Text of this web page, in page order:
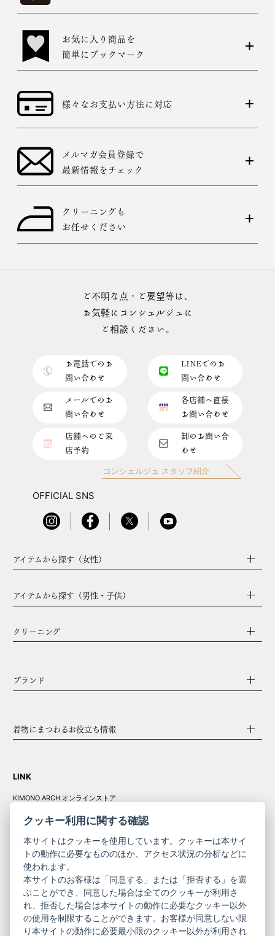
お気に入り商品を
簡単にブックマーク
様々なお支払い方法に対応
メルマガ会員登録で
最新情報をチェック
クリーニングも
お任せください
ご不明な点・ご要望等は、
お気軽にコンシェルジュに
ご相談ください。
お電話でのお
問い合わせ
LINEでのお
問い合わせ
メールでのお
問い合わせ
各店舗へ直接
お問い合わせ
店舗へのご来
店予約
卸のお問い合
わせ
コンシェルジュ スタッフ紹介
OFFICIAL SNS
アイテムから探す（女性）
アイテムから探す（男性・子供）
クリーニング
ブランド
着物にまつわるお役立ち情報
LINK
KIMONO ARCH オンラインストア
コーポレート
サイト
きものやまと振
袖
サイト
ニュースレター
ご利用案内
クッキー利用に関する確認
本サイトはクッキーを使用しています。クッキーは本サイ
トの動作に必要なもののほか、アクセス状況の分析などに
使われます。
本サイトのお客様は「同意する」または「拒否する」を選
ぶことができ、同意した場合は全てのクッキーが利用さ
れ、拒否した場合は本サイトの動作に必要なクッキー以外
の使用を制限することができます。お客様が同意しない限
り本サイトの動作に必要最小限のクッキー以外が利用され